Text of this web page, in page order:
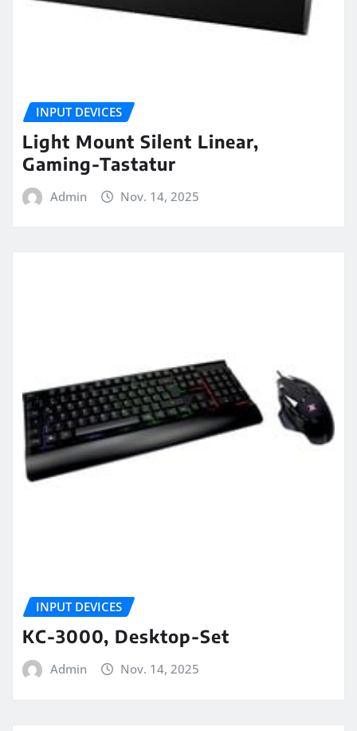
INPUT DEVICES
Light Mount Silent Linear,
Gaming-Tastatur
Admin Nov. 14, 2025
INPUT DEVICES
KC-3000, Desktop-Set
Admin Nov. 14, 2025